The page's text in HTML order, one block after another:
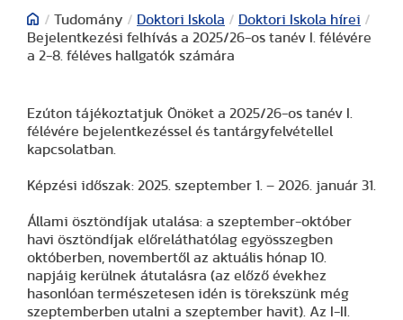
/ Tudomány / Doktori Iskola / Doktori Iskola hírei /
Bejelentkezési felhívás a 2025/26-os tanév I. félévére
a 2-8. féléves hallgatók számára
Ezúton tájékoztatjuk Önöket a 2025/26-os tanév I.
félévére bejelentkezéssel és tantárgyfelvétellel
kapcsolatban.
Képzési időszak: 2025. szeptember 1. – 2026. január 31.
Állami ösztöndíjak utalása: a szeptember-október
havi ösztöndíjak előreláthatólag egyösszegben
októberben, novembertől az aktuális hónap 10.
napjáig kerülnek átutalásra (az előző évekhez
hasonlóan természetesen idén is törekszünk még
szeptemberben utalni a szeptember havit). Az I-II.